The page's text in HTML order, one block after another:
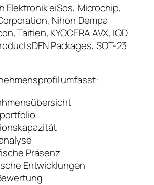
Elektronik eiSos, Microchip,
Nihon Dempa
Taitien, KYOCERA AVX, IQD
Packages, SOT-23
umfasst:
Präsenz
Entwicklungen